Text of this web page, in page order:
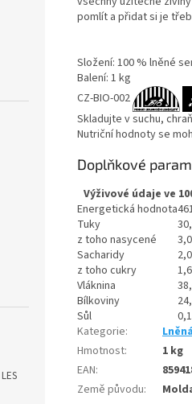
pomlít a přidat si je
Složení: 100 % lněné
Balení: 1 kg
CZ-BIO-002
Skladujte v suchu,
Nutriční hodnoty se
Doplňkové
Výživové údaje ve
Energetická hodnota
Tuky
z toho nasycené
Sacharidy
z toho cukry
Vláknina
Bílkoviny
Sůl
Kategorie:
Hmotnost:
1 kg
EAN:
Země původu: